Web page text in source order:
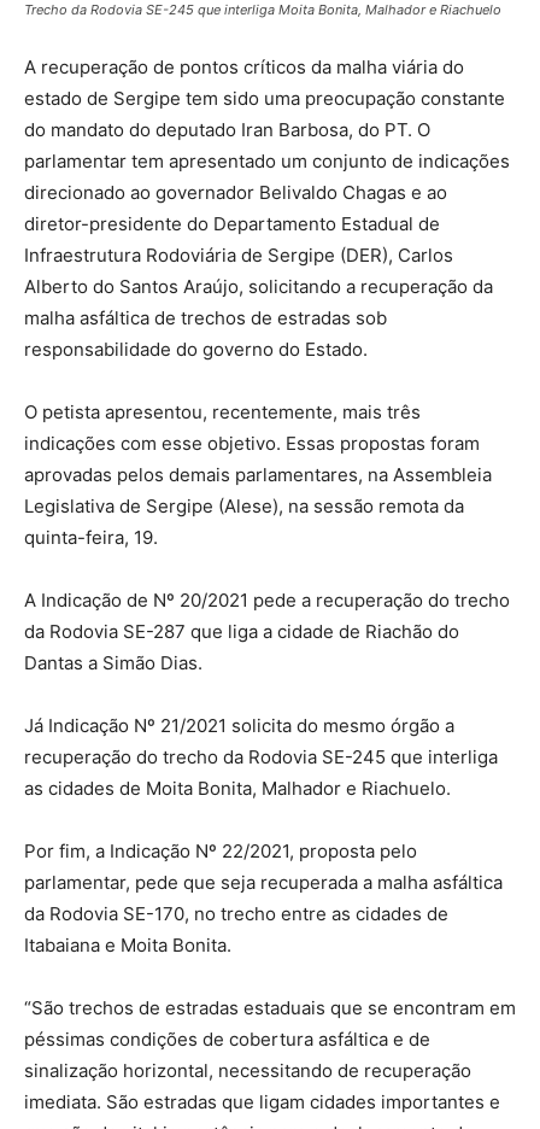
Trecho da Rodovia SE-245 que interliga Moita Bonita, Malhador e Riachuelo
A recuperação de pontos críticos da malha viária do
estado de Sergipe tem sido uma preocupação constante
do mandato do deputado Iran Barbosa, do PT. O
parlamentar tem apresentado um conjunto de indicações
direcionado ao governador Belivaldo Chagas e ao
diretor-presidente do Departamento Estadual de
Infraestrutura Rodoviária de Sergipe (DER), Carlos
Alberto do Santos Araújo, solicitando a recuperação da
malha asfáltica de trechos de estradas sob
responsabilidade do governo do Estado.
O petista apresentou, recentemente, mais três
indicações com esse objetivo. Essas propostas foram
aprovadas pelos demais parlamentares, na Assembleia
Legislativa de Sergipe (Alese), na sessão remota da
quinta-feira, 19.
A Indicação de Nº 20/2021 pede a recuperação do trecho
da Rodovia SE-287 que liga a cidade de Riachão do
Dantas a Simão Dias.
Já Indicação Nº 21/2021 solicita do mesmo órgão a
recuperação do trecho da Rodovia SE-245 que interliga
as cidades de Moita Bonita, Malhador e Riachuelo.
Por fim, a Indicação Nº 22/2021, proposta pelo
parlamentar, pede que seja recuperada a malha asfáltica
da Rodovia SE-170, no trecho entre as cidades de
Itabaiana e Moita Bonita.
“São trechos de estradas estaduais que se encontram em
péssimas condições de cobertura asfáltica e de
sinalização horizontal, necessitando de recuperação
imediata. São estradas que ligam cidades importantes e